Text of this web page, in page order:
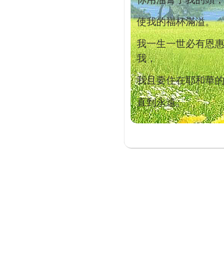
使我的福杯滿溢。
我一生一世必有恩
我，
我且要住在耶和華
直到永遠。